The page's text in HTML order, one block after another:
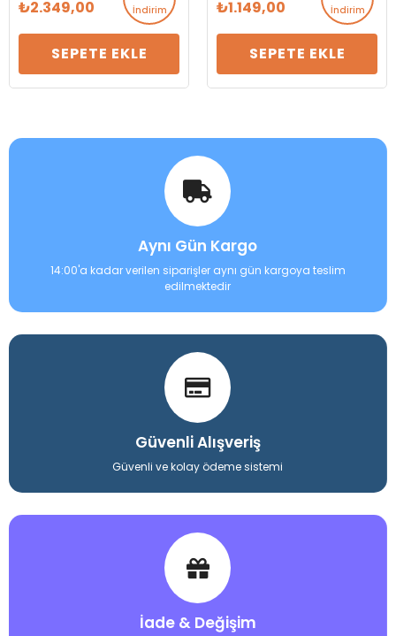
İndirim
2.349,00
SEPETE EKLE
İndirim
1.149,00
SEPETE EKLE
Aynı Gün Kargo
14:00'a kadar verilen siparişler aynı gün kargoya teslim
edilmektedir
Güvenli Alışveriş
Güvenli ve kolay ödeme sistemi
İade & Değişim